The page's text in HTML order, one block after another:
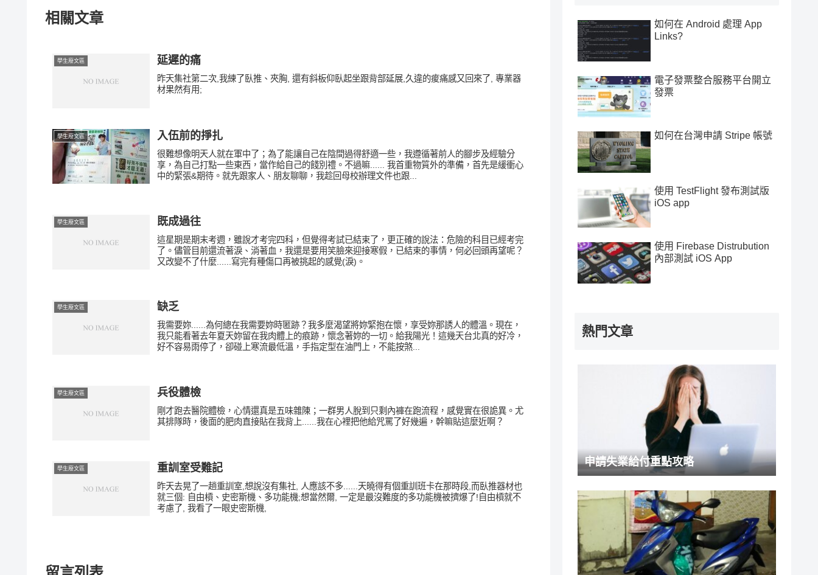
相關文章
學生廢文區 延遲的痛
昨天集社第二次,我練了臥推、夾胸, 還有斜板仰臥起坐跟背部延展,久違的痠痛感又回來了, 專業器
材果然有用;
學生廢文區 入伍前的掙扎
很難想像明天人就在軍中了；為了能讓自己在陰間過得舒適一些，我遵循著前人的腳步及經驗分
享，為自己打點一些東西，當作給自己的餞別禮。不過嘛...... 我首重物質外的準備，首先是緩衝心
中的緊張&期待。就先跟家人、朋友聊聊，我趁回母校辦理文件也跟...
學生廢文區 既成過往
這星期是期末考週，雖說才考完四科，但覺得考試已結束了，更正確的說法：危險的科目已經考完
了。儘管目前還流著淚、淌著血，我還是要用笑臉來迎接寒假，已結束的事情，何必回頭再望呢？
又改變不了什麼......寫完有種傷口再被挑起的感覺(淚)。
學生廢文區 缺乏
我需要妳......為何總在我需要妳時匿跡？我多麼渴望將妳緊抱在懷，享受妳那誘人的體溫。現在，
我只能看著去年夏天妳留在我肉體上的痕跡，懷念著妳的一切。給我陽光！這幾天台北真的好冷，
好不容易雨停了，卻碰上寒流最低溫，手指定型在油門上，不能按煞...
學生廢文區 兵役體檢
剛才跑去醫院體檢，心情還真是五味雜陳；一群男人脫到只剩內褲在跑流程，感覺實在很詭異。尤
其排隊時，後面的肥肉直接貼在我背上......我在心裡把他給咒罵了好幾遍，幹嘛貼這麼近啊？
學生廢文區 重訓室受難記
昨天去晃了一趟重訓室,想說沒有集社, 人應該不多......天曉得有個重訓班卡在那時段,而臥推器材也
就三個: 自由槓、史密斯機、多功能機;想當然爾, 一定是最沒難度的多功能機被擠爆了!自由槓就不
考慮了, 我看了一眼史密斯機,
如何在 Android 處理 App
Links?
電子發票整合服務平台開立
發票
如何在台灣申請 Stripe 帳號
使用 TestFlight 發布測試版
iOS app
使用 Firebase Distrubution
內部測試 iOS App
熱門文章
申請失業給付重點攻略